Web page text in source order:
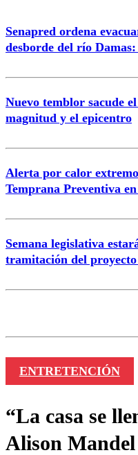
Correo
Senapred ordena
desborde del río
Nuevo temblor sacude
magnitud y el epicentro
Alerta por calor
Temprana Preventiva
Semana legislativa
tramitación del
ENTRETENCIÓN
“La casa se
Alison